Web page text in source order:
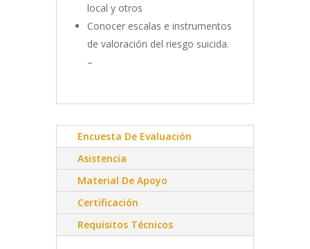
local y otros
Conocer escalas e instrumentos
de valoración del riesgo suicida.
–
Encuesta De Evaluación
Asistencia
Material De Apoyo
Certificación
Requisitos Técnicos